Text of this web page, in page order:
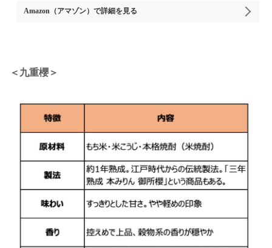
Amazon（アマゾン） で詳細を見る
＜九重櫻＞